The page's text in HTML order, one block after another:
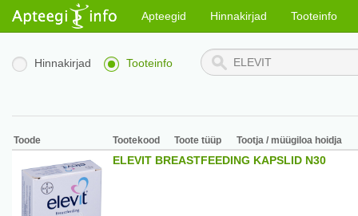
Apteegid Hinnakirjad Tooteinfo
Hinnakirjad Tooteinfo
Toode Tootekood Toote tüüp Tootja / müügiloa hoidja
ELEVIT BREASTFEEDING KAPSLID N30